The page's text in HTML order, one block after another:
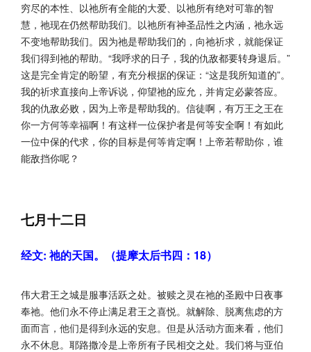
穷尽的本性、以祂所有全能的大爱、以祂所有绝对可靠的智
慧，祂现在仍然帮助我们。以祂所有神圣品性之内涵，祂永远
不变地帮助我们。因为祂是帮助我们的，向祂祈求，就能保证
我们得到祂的帮助。“我呼求的日子，我的仇敌都要转身退后。”
这是完全肯定的盼望，有充分根据的保证：“这是我所知道的”。
我的祈求直接向上帝诉说，仰望祂的应允，并肯定必蒙答应。
我的仇敌必败，因为上帝是帮助我的。信徒啊，有万王之王在
你一方何等幸福啊！有这样一位保护者是何等安全啊！有如此
一位中保的代求，你的目标是何等肯定啊！上帝若帮助你，谁
能敌挡你呢？
七月十二日
经文: 祂的天国。（提摩太后书四：18）
伟大君王之城是服事活跃之处。被赎之灵在祂的圣殿中日夜事
奉祂。他们永不停止满足君王之喜悦。就解除、脱离焦虑的方
面而言，他们是得到永远的安息。但是从活动方面来看，他们
永不休息。耶路撒冷是上帝所有子民相交之处。我们将与亚伯